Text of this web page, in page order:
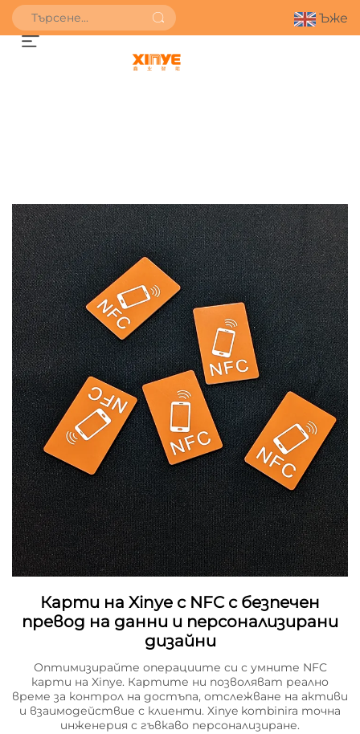
Ъже
Карти на Xinye с NFC с безпечен
превод на данни и персонализирани
дизайни
Оптимизирайте операциите си с умните NFC
карти на Xinye. Картите ни позволяват реално
време за контрол на достъпа, отслежване на активи
и взаимодействие с клиенти. Xinye kombinira точна
инженерия с гъвкаво персонализиране.